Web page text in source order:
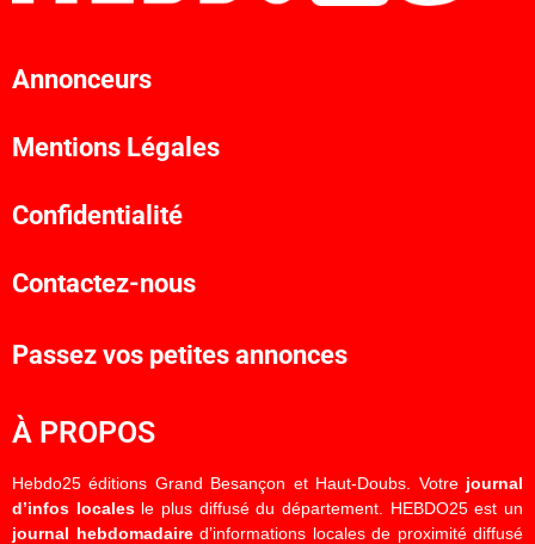
Annonceurs
Mentions Légales
Confidentialité
Contactez-nous
Passez vos petites annonces
À PROPOS
Hebdo25 éditions Grand Besançon et Haut-Doubs. Votre journal
d’infos localesle plus diffusé du département. HEBDO25 est un
journal hebdomadaired’informations locales de proximité diffusé